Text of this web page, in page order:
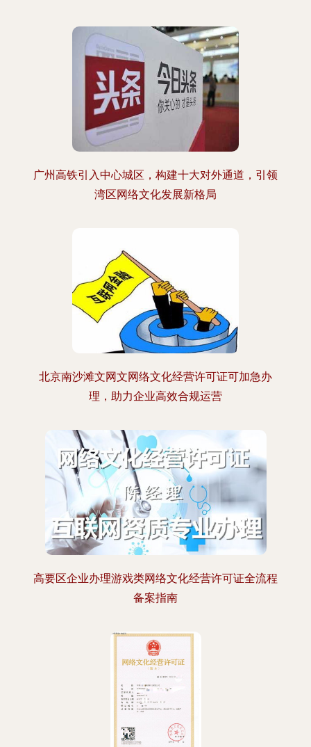
广州高铁引入中心城区，构建十大对外通道，引领
湾区网络文化发展新格局
北京南沙滩文网文网络文化经营许可证可加急办
理，助力企业高效合规运营
高要区企业办理游戏类网络文化经营许可证全流程
备案指南